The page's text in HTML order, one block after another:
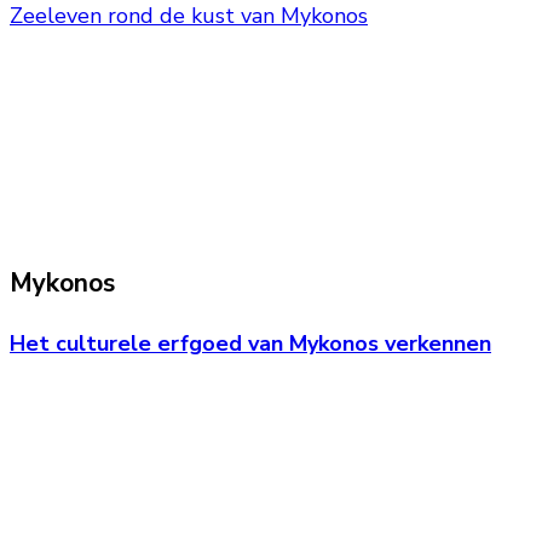
Zeeleven rond de kust van Mykonos
Mykonos
Het culturele erfgoed van Mykonos verkennen